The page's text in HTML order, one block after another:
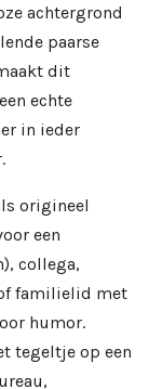
achtergrond
paarse
dit
echte
in ieder
origineel
een
collega,
familielid met
humor.
tegeltje op een